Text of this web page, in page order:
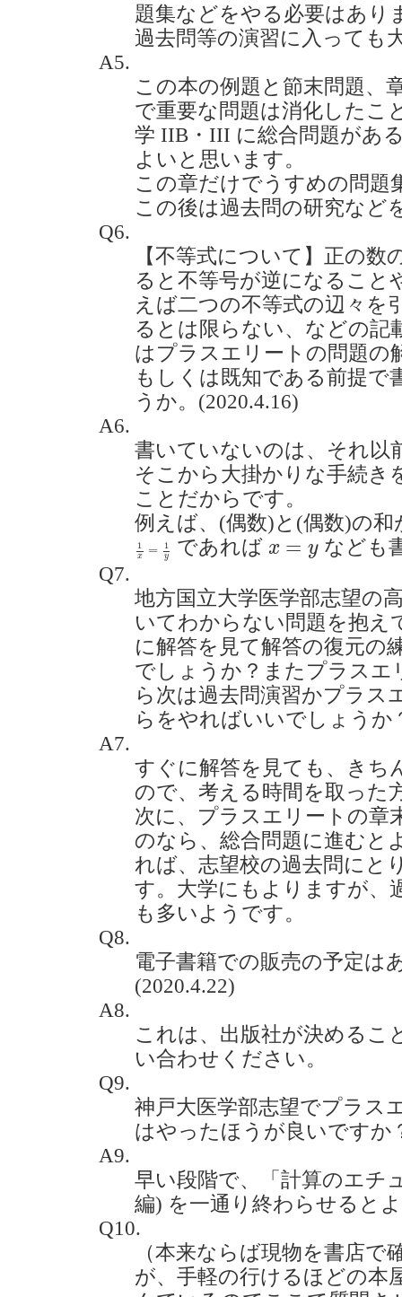
題集などをやる必要はあり
過去問等の演習に入っても
A5.
この本の例題と節末問題、
で重要な問題は消化したこ
学 IIB・III に総合問題があ
よいと思います。
この章だけでうすめの問題
この後は過去問の研究など
Q6.
【不等式について】正の
ると不等号が逆になること
えば二つの不等式の辺々を
るとは限らない、などの記
はプラスエリートの問題の
もしくは既知である前提で
うか。(2020.4.16)
A6.
書いていないのは、それ以
そこから大掛かりな手続き
ことだからです。
例えば、(偶数)と(偶数)の
1
x = 1
y
1 y であれば x = y
x=y
なども
Q7.
地方国立大学医学部志望の
いてわからない問題を抱え
に解答を見て解答の復元の
でしょうか？またプラスエ
ら次は過去問演習かプラス
らをやればいいでしょうか
A7.
すぐに解答を見ても、きち
ので、考える時間を取った
次に、プラスエリートの章
のなら、総合問題に進むと
れば、志望校の過去問にと
す。大学にもよりますが、
も多いようです。
Q8.
電子書籍での販売の予定は
(2020.4.22)
A8.
これは、出版社が決めるこ
い合わせください。
Q9.
神戸大医学部志望でプラス
はやったほうが良いですか
A9.
早い段階で、「計算のエチ
編) を一通り終わらせると
Q10.
（本来ならば現物を書店
が、手軽の行けるほどの本